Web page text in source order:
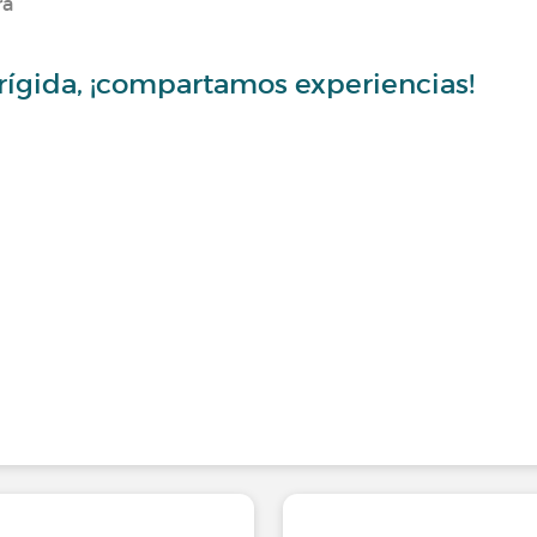
¡compartamos experiencias!